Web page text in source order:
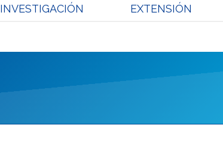
Cs. Químicas y Farmacéuticas
Nutrición y Tecnología de
INVESTIGACIÓN EXTENSIÓN